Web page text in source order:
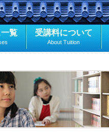
覧 受講料について
About Tuition